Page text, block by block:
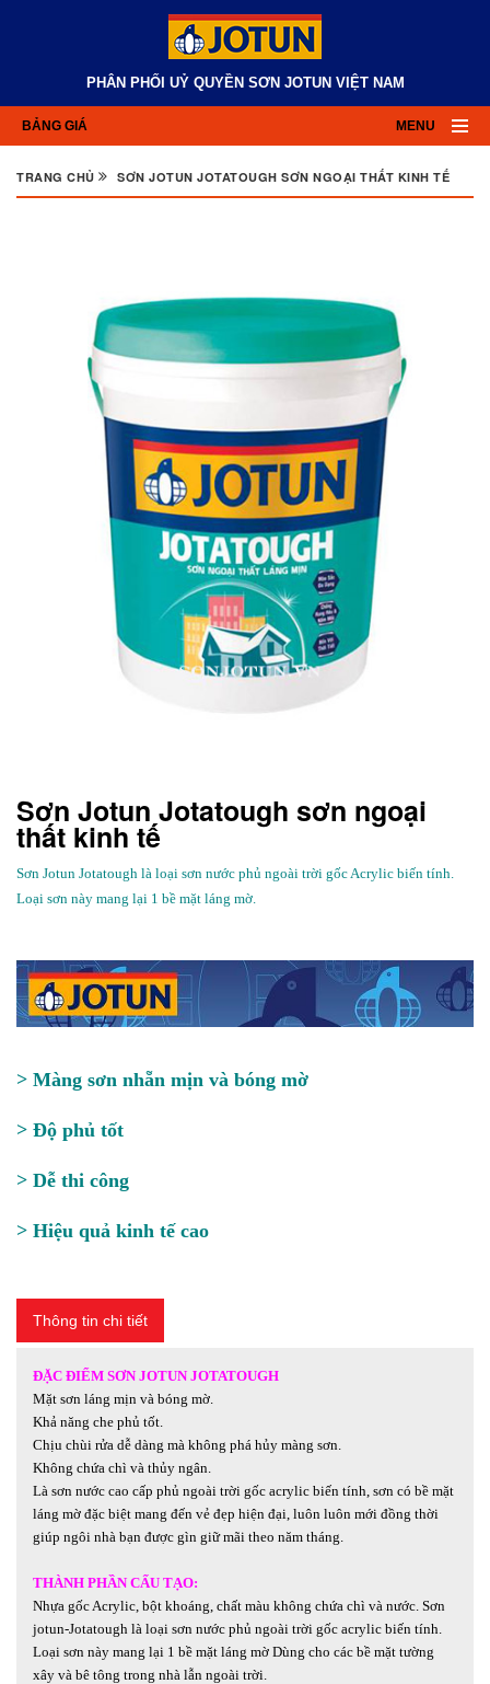
PHÂN PHỐI UỶ QUYỀN SƠN JOTUN VIỆT NAM
MENU
BẢNG GIÁ
TRANG CHỦ SƠN JOTUN JOTATOUGH SƠN NGOẠI THẤT KINH TẾ
Sơn Jotun Jotatough sơn ngoại
thất kinh tế
Sơn Jotun Jotatough là loại sơn nước phủ ngoài trời gốc Acrylic biến tính.
Loại sơn này mang lại 1 bề mặt láng mờ.
> Màng sơn nhẵn mịn và bóng mờ
> Độ phủ tốt
> Dễ thi công
> Hiệu quả kinh tế cao
Thông tin chi tiết
ĐẶC ĐIỂM SƠN JOTUN JOTATOUGH
Mặt sơn láng mịn và bóng mờ.
Khả năng che phủ tốt.
Chịu chùi rửa dễ dàng mà không phá hủy màng sơn.
Không chứa chì và thủy ngân.
Là sơn nước cao cấp phủ ngoài trời gốc acrylic biến tính, sơn có bề mặt
láng mờ đặc biệt mang đến vẻ đẹp hiện đại, luôn luôn mới đồng thời
giúp ngôi nhà bạn được gìn giữ mãi theo năm tháng.
THÀNH PHẦN CẤU TẠO:
Nhựa gốc Acrylic, bột khoáng, chất màu không chứa chì và nước. Sơn
jotun-Jotatough là loại sơn nước phủ ngoài trời gốc acrylic biến tính.
Loại sơn này mang lại 1 bề mặt láng mờ Dùng cho các bề mặt tường
xây và bê tông trong nhà lẫn ngoài trời.